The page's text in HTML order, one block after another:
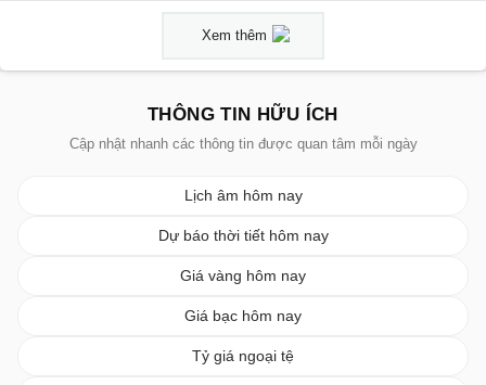
Xem thêm
THÔNG TIN HỮU ÍCH
Cập nhật nhanh các thông tin được quan tâm mỗi ngày
Lịch âm hôm nay
Dự báo thời tiết hôm nay
Giá vàng hôm nay
Giá bạc hôm nay
Tỷ giá ngoại tệ